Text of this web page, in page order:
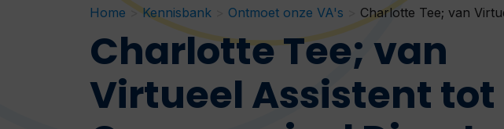
Home Kennisbank Ontmoet onze VA's Charlotte Tee; van
Charlotte Tee; van
Virtueel Assistent tot